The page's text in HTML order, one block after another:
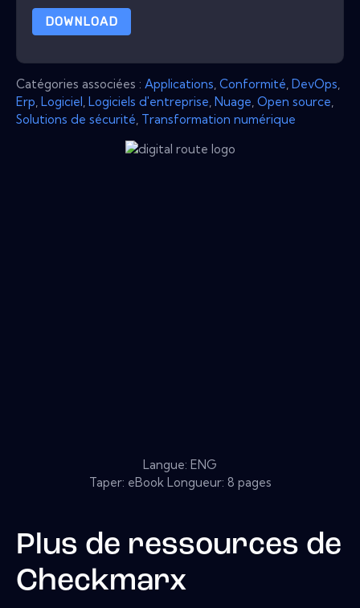
DOWNLOAD
Catégories associées : Applications Conformité DevOps
Erp Logiciel Logiciels d'entreprise Nuage Open source
Solutions de sécurité Transformation numérique
Langue: ENG
Taper: eBook Longueur: 8 pages
Plus de ressources de
Checkmarx